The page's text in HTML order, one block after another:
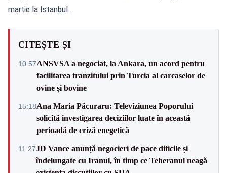
martie la Istanbul.
CITEȘTE ȘI
10:57ANSVSA a negociat, la Ankara, un acord pentru
facilitarea tranzitului prin Turcia al carcaselor de
ovine și bovine
15:18Ana Maria Păcuraru: Televiziunea Poporului
solicită investigarea deciziilor luate în această
perioadă de criză enegetică
11:27JD Vance anunță negocieri de pace dificile și
îndelungate cu Iranul, în timp ce Teheranul neagă